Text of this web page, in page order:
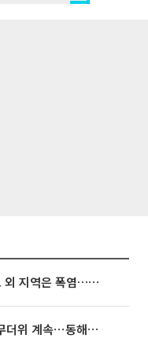
동해안은 시간당 80㎜ 폭우, 그 외 지역은 폭염…‘극과 극 날씨’
[내일 날씨] 폭염 한풀 꺾여도 무더위 계속⋯동해안 이틀 연속 비